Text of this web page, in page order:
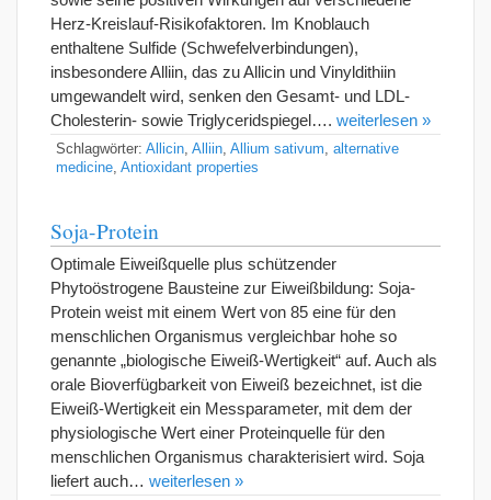
Herz-Kreislauf-Risikofaktoren. Im Knoblauch
enthaltene Sulfide (Schwefelverbindungen),
insbesondere Alliin, das zu Allicin und Vinyldithiin
umgewandelt wird, senken den Gesamt- und LDL-
Cholesterin- sowie Triglyceridspiegel…. weiterlesen »
Schlagwörter: Allicin Alliin Allium sativum
alternative
medicine Antioxidant properties
Soja-Protein
Optimale Eiweißquelle plus schützender
Phytoöstrogene Bausteine zur Eiweißbildung: Soja-
Protein weist mit einem Wert von 85 eine für den
menschlichen Organismus vergleichbar hohe so
genannte „biologische Eiweiß-Wertigkeit“ auf. Auch als
orale Bioverfügbarkeit von Eiweiß bezeichnet, ist die
Eiweiß-Wertigkeit ein Messparameter, mit dem der
physiologische Wert einer Proteinquelle für den
menschlichen Organismus charakterisiert wird. Soja
liefert auch… weiterlesen »